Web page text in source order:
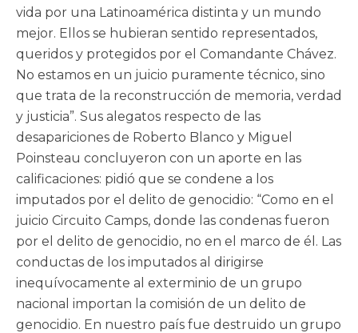
vida por una Latinoamérica distinta y un mundo
mejor. Ellos se hubieran sentido representados,
queridos y protegidos por el Comandante Chávez.
No estamos en un juicio puramente técnico, sino
que trata de la reconstrucción de memoria, verdad
y justicia”. Sus alegatos respecto de las
desapariciones de Roberto Blanco y Miguel
Poinsteau concluyeron con un aporte en las
calificaciones: pidió que se condene a los
imputados por el delito de genocidio: “Como en el
juicio Circuito Camps, donde las condenas fueron
por el delito de genocidio, no en el marco de él. Las
conductas de los imputados al dirigirse
inequívocamente al exterminio de un grupo
nacional importan la comisión de un delito de
genocidio. En nuestro país fue destruido un grupo